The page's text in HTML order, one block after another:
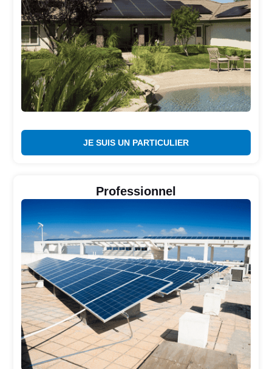
JE SUIS UN PARTICULIER
Professionnel